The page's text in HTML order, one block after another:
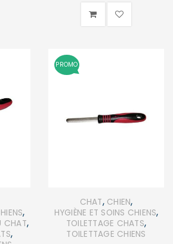
,
CHAT,
,
PROMO
CHAT, CHIEN,
HYGIÈNE ET SOINS CHIENS,
TOILETTAGE CHATS,
TOILETTAGE CHIENS